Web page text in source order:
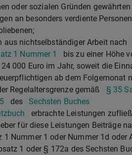
oder sozialen Gründen gewährten
an besonders verdiente
aus nichtselbständiger Arbeit nach
1 Nummer 1
bis zu einer Höhe
000 Euro im Jahr, soweit die
ab dem Folgemonat
Regelaltersgrenze gemäß
§ 35
des
Sechsten Buches
erbrachte Leistungen
für diese Leistungen Beiträge
1 Nummer 1 oder Nummer 1d oder
1 oder § 172a des Sechsten